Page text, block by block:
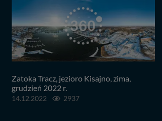
Zatoka Tracz, jezioro Kisajno, zima,
grudzień 2022 r.
14.12.2022 2937
chwili możesz: zażądać dostępu do swoich
Pamiętaj jednak, że nie zawsze jest
zawartych w plikach cookies. Twoja
nie możemy tego zrobić za Ciebie.
i życzmy miłego odkrywania Mazur na